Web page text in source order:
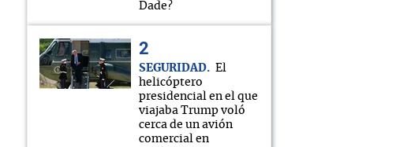
Dade?
SEGURIDAD
El
helicóptero
presidencial en el que
viajaba Trump voló
cerca de un avión
comercial en